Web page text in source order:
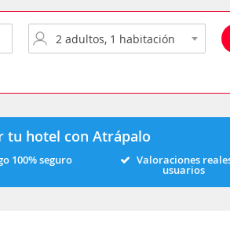
tu hotel con Atrápalo
100% seguro Valoraciones
usuarios